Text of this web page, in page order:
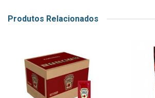
Produtos Relacionados